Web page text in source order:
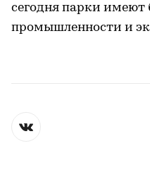
сегодня парки имеют
промышленности и